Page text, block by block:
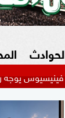
رسالة